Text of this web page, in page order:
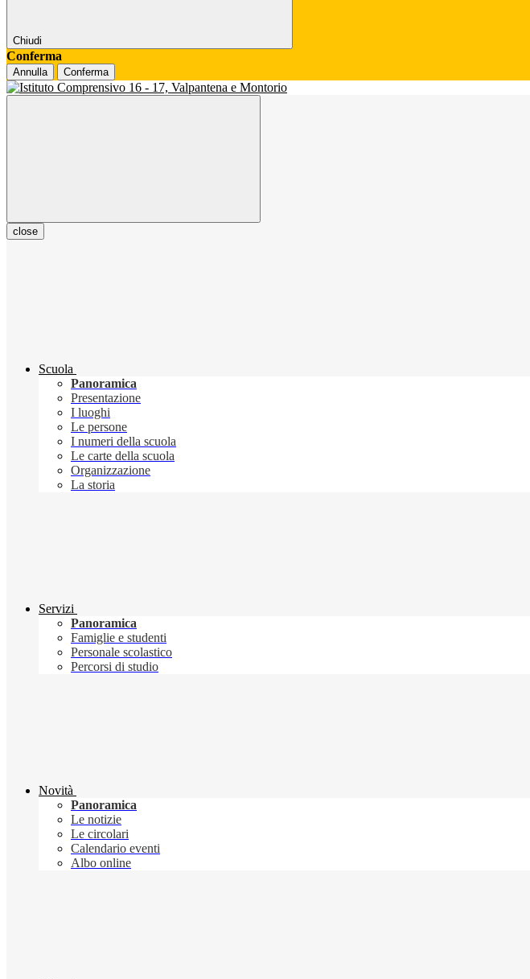
Chiudi
Conferma
Annulla Conferma
close
Scuola
Panoramica
Presentazione
I luoghi
Le persone
I numeri della scuola
Le carte della scuola
Organizzazione
La storia
Servizi
Panoramica
Famiglie e studenti
Personale scolastico
Percorsi di studio
Novità
Panoramica
Le notizie
Le circolari
Calendario eventi
Albo online